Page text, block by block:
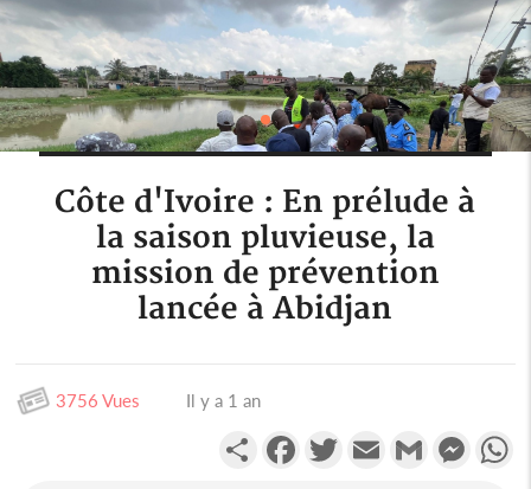
Côte d'Ivoire : En prélude à
la saison pluvieuse, la
mission de prévention
lancée à Abidjan
3756 Vues Il y a 1 an
PartagerFacebookTwitterEmail Gmail